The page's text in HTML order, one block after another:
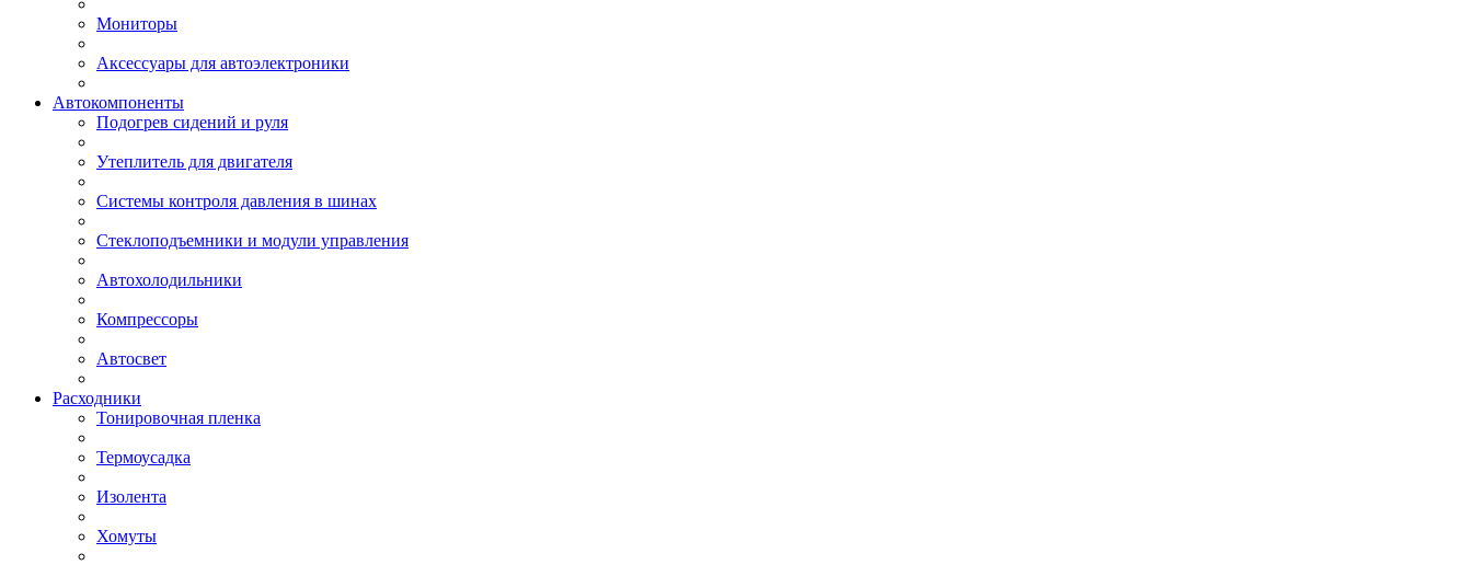
Мониторы
Аксессуары для автоэлектроники
Автокомпоненты
Подогрев сидений и руля
Утеплитель для двигателя
Системы контроля давления в шинах
Стеклоподъемники и модули управления
Автохолодильники
Компрессоры
Автосвет
Расходники
Тонировочная пленка
Термоусадка
Изолента
Хомуты